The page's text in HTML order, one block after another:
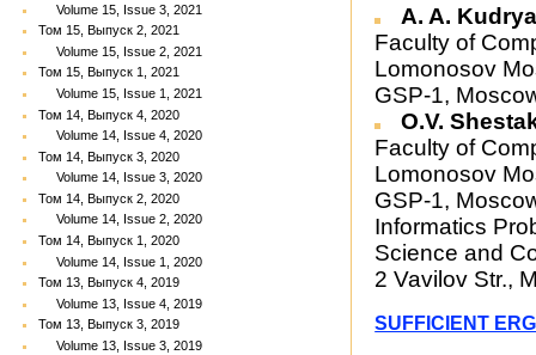
Volume 15, Issue 3, 2021
Том 15, Выпуск 2, 2021
Volume 15, Issue 2, 2021
Том 15, Выпуск 1, 2021
Volume 15, Issue 1, 2021
Том 14, Выпуск 4, 2020
Volume 14, Issue 4, 2020
Том 14, Выпуск 3, 2020
Volume 14, Issue 3, 2020
Том 14, Выпуск 2, 2020
Volume 14, Issue 2, 2020
Том 14, Выпуск 1, 2020
Volume 14, Issue 1, 2020
Том 13, Выпуск 4, 2019
Volume 13, Issue 4, 2019
Том 13, Выпуск 3, 2019
Volume 13, Issue 3, 2019
A. A.
Faculty of
Lomonosov
GSP-1,
O.V.
Faculty of
Lomonosov
GSP-1,
Informatics
Science and
2 Vavilov Str.,
SUFFICIENT